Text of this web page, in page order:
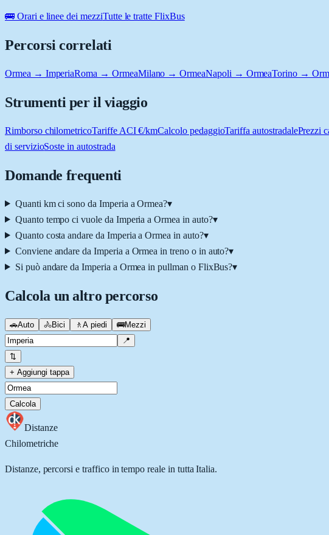
🚌 Orari e linee dei mezziTutte le tratte FlixBus
Percorsi correlati
Ormea → ImperiaRoma → OrmeaMilano → OrmeaNapoli → OrmeaTorino →
Strumenti per il viaggio
Rimborso chilometricoTariffe ACI €/kmCalcolo pedaggioTariffa autostradalePrezzi
di servizioSoste in autostrada
Domande frequenti
Quanti km ci sono da Imperia a Ormea?▾
Quanto tempo ci vuole da Imperia a Ormea in auto?▾
Quanto costa andare da Imperia a Ormea in auto?▾
Conviene andare da Imperia a Ormea in treno o in auto?▾
Si può andare da Imperia a Ormea in pullman o FlixBus?▾
Calcola un altro percorso
🚗Auto 🚴Bici 🚶 A piedi 🚌Mezzi
📍
⇅
+ Aggiungi tappa
Calcola
Distanze
Chilometriche
Distanze, percorsi e traffico in tempo reale in tutta Italia.